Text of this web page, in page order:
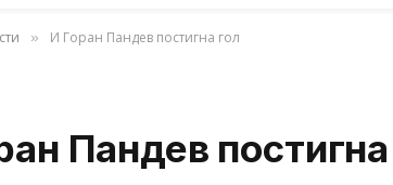
» И Горан Пандев постигна гол
Пандев постигна